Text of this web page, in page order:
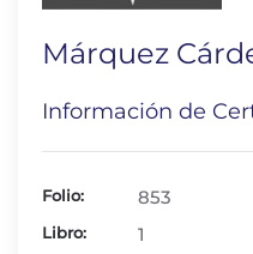
Márquez
Información de
Folio: 853
Libro: 1